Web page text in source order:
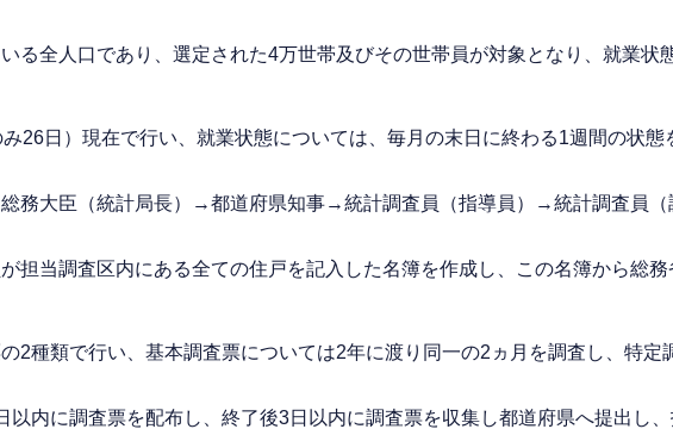
る全人口であり、選定された4万世帯及びその世帯員が対象となり、就業状
26日）現在で行い、就業状態については、毎月の末日に終わる1週間の状態
務大臣（統計局長）→都道府県知事→統計調査員（指導員）→統計調査員（
担当調査区内にある全ての住戸を記入した名簿を作成し、この名簿から総
2種類で行い、基本調査票については2年に渡り同一の2ヵ月を調査し、特定
以内に調査票を配布し、終了後3日以内に調査票を収集し都道府県へ提出し